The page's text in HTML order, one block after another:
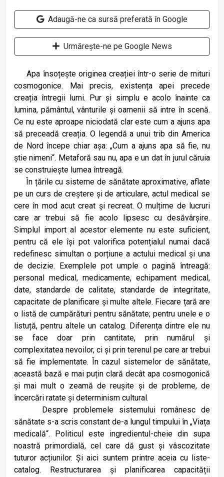
Adaugă-ne ca sursă preferată în Google
Urmărește-ne pe Google News
Apa însoțește originea creației într-o serie de mituri
cosmogonice. Mai precis, existența apei precede
creația întregii lumi. Pur și simplu e acolo înainte ca
lumina, pământul, vânturile și oamenii să intre în scenă.
Ce nu este aproape niciodată clar este cum a ajuns apa
să preceadă creația. O legendă a unui trib din America
de Nord începe chiar așa: „Cum a ajuns apa să fie, nu
știe nimeni“. Metaforă sau nu, apa e un dat în jurul căruia
se construiește lumea întreagă.
În țările cu sisteme de sănătate aproximative, aflate
pe un curs de creștere și de articulare, actul medical se
cere în mod acut creat și recreat. O mulțime de lucruri
care ar trebui să fie acolo lipsesc cu desăvârșire.
Simplul import al acestor elemente nu este suficient,
pentru că ele își pot valorifica potențialul numai dacă
redefinesc simultan o porțiune a actului medical și una
de decizie. Exemplele pot umple o pagină întreagă:
personal medical, medicamente, echipament medical,
date, standarde de calitate, standarde de integritate,
capacitate de planificare și multe altele. Fiecare țară are
o listă de cumpărături pentru sănătate; pentru unele e o
listuță, pentru altele un catalog. Diferența dintre ele nu
se face doar prin cantitate, prin numărul și
complexitatea nevoilor, ci și prin terenul pe care ar trebui
să fie implementate. În cazul sistemelor de sănătate,
această bază e mai puțin clară decât apa cosmogonică
și mai mult o zeamă de reușite și de probleme, de
încercări ratate și determinism cultural.
Despre problemele sistemului românesc de
sănătate s-a scris constant de-a lungul timpului în „Viața
medicală“. Politicul este ingredientul-cheie din supa
noastră primordială, cel care dă gust și vâscozitate
tuturor acțiunilor. Și aici suntem printre aceia cu liste-
catalog. Restructurarea și planificarea capacității